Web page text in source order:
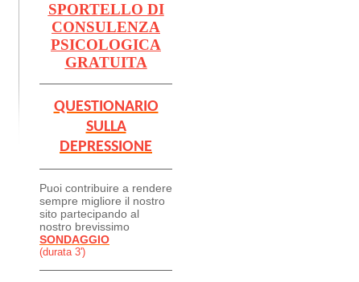
SPORTELLO DI
CONSULENZA
PSICOLOGICA
GRATUITA
QUESTIONARIO
SULLA
DEPRESSIONE
Puoi contribuire a rendere
sempre migliore il nostro
sito partecipando al
nostro brevissimo
SONDAGGIO
(durata 3')